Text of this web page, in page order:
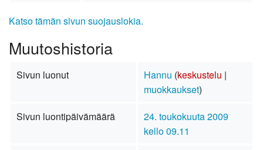
Katso tämän sivun suojauslokia.
Muutoshistoria
Sivun luonut Hannu (keskustelu |
muokkaukset)
Sivun luontipäivämäärä
24. toukokuuta 2009
kello 09.11